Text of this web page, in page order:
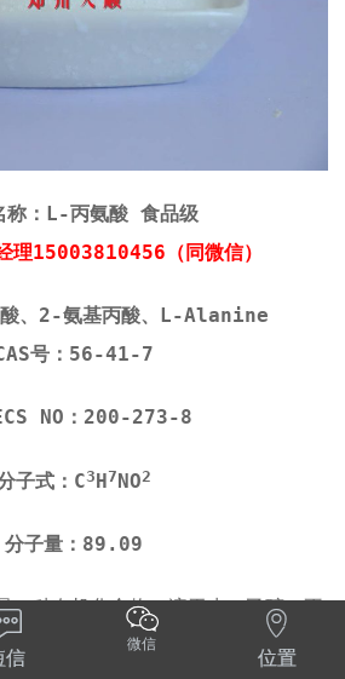
称：L-丙氨酸 食品级
理15003810456（同微信）
酸、2-氨基丙酸、L-Alanine
号：56-41-7
NO：200-273-8
子式：C3 H 7 NO2
分子量：89.09
一种有机化合物，溶于水、乙醇，不
色至白色结晶性粉末，无臭。有甜
信
微信

位置